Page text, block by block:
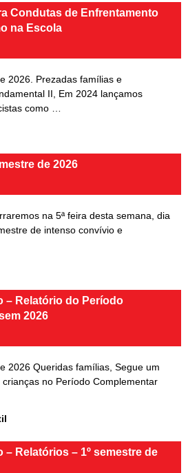
Condutas de Enfrentamento
na Escola
2026. Prezadas famílias e
II, Em 2024 lançamos
como …
de 2026
na 5ª feira desta semana, dia
de intenso convívio e
– Relatório do Período
2026
2026 Queridas famílias, Segue um
no Período Complementar
– Relatórios – 1º semestre de